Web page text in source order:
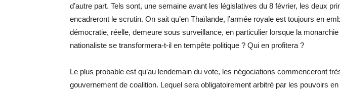
d’autre part. Tels sont, une semaine avant les législatives du 8 février, les deux
encadreront le scrutin. On sait qu’en Thaïlande, l’armée royale est toujours en
démocratie, réelle, demeure sous surveillance, en particulier lorsque la
nationaliste se transformera-t-il en tempête politique ? Qui en profitera ?
Le plus probable est qu’au lendemain du vote, les négociations commenceront
gouvernement de coalition. Lequel sera obligatoirement arbitré par les pouvoirs